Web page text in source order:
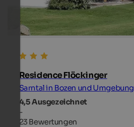
Residence Flöckinger
Sarntal in Bozen und Umgebung
4,5Ausgezeichnet
-
23 Bewertungen